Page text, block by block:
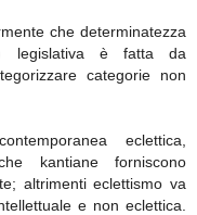
che determinatezza
legislativa è fatta da
categorie non
eclettica,
kantiane forniscono
altrimenti eclettismo va
e non eclettica.